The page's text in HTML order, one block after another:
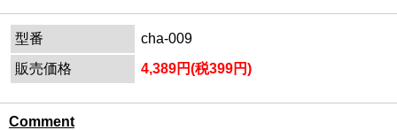
型番
cha-009
販売価格
4,389円(税399円)
Comment